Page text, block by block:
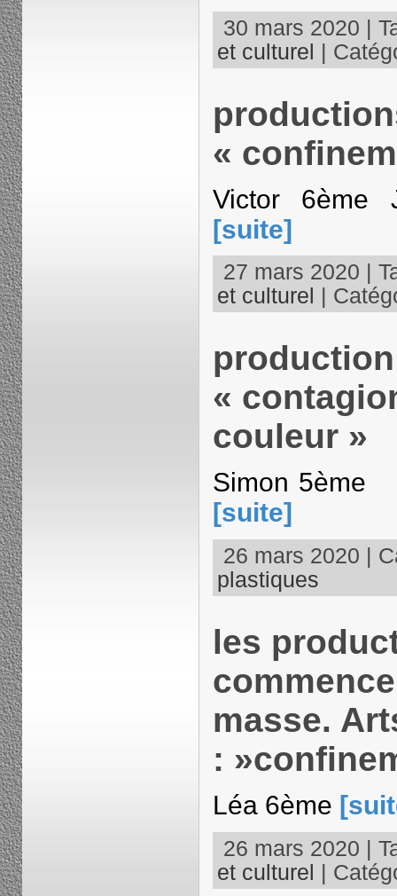
30 mars 2020 |
et culturel |
«
Victor 6ème
[suite]
27 mars 2020 |
et culturel |
«
couleur »
Simon
[suite]
26 mars 2020 |
plastiques
les
masse.
:
Léa 6ème
26 mars 2020 |
et culturel |